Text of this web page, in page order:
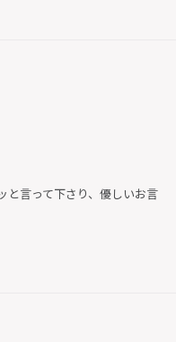
と言って下さり、優しいお言